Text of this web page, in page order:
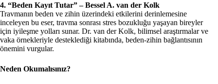
4. “Beden Kayıt Tutar” – Bessel A. van der Kolk
Travmanın beden ve zihin üzerindeki etkilerini derinlemesine
inceleyen bu eser, travma sonrası stres bozukluğu yaşayan bireyler
için iyileşme yolları sunar. Dr. van der Kolk, bilimsel araştırmalar ve
vaka örnekleriyle desteklediği kitabında, beden-zihin bağlantısının
önemini vurgular.
Neden Okumalısınız?